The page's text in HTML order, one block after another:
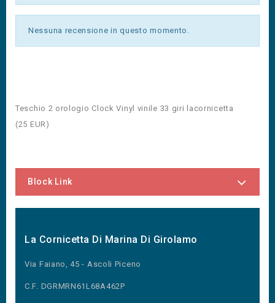
Nessuna recensione in questo momento.
Teschio 2 orologio Clock Vinyl vinile 33 giri lacornicetta
(25 EUR )
Block Link
La Cornicetta Di Marina Di Girolamo
Via Faiano, 45 - Ascoli Piceno
C.F. DGRMRN61L68A462P